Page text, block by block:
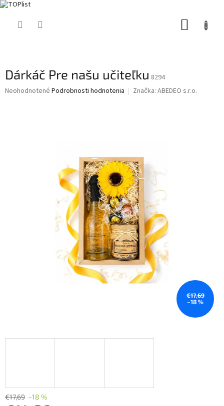
Dárkáč Pre našu učiteľku 8294
Priemerné
Neohodnotené Podrobnosti hodnotenia Značka: ABEDEO s.r.o.
€17,69
–18 %
€17,69 –18 %